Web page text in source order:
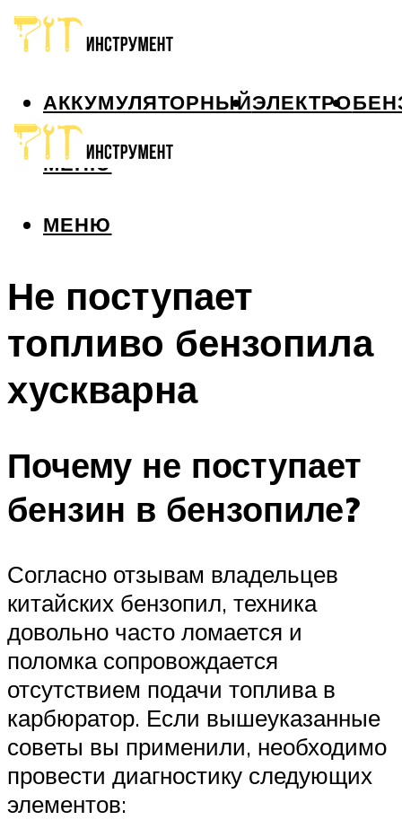
АККУМУЛЯТОРНЫЙЭЛЕКТРО
МЕНЮ
МЕНЮ
Не поступает
топливо бензопила
хускварна
Почему не поступает
бензин в бензопиле?
Согласно отзывам владельцев
китайских бензопил, техника
довольно часто ломается и
поломка сопровождается
отсутствием подачи топлива в
карбюратор. Если вышеуказанные
советы вы применили, необходимо
провести диагностику следующих
элементов: